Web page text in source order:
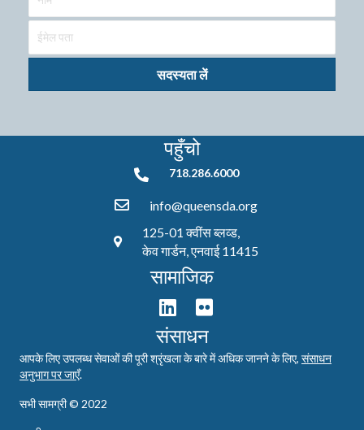
सदस्यता लें
पहुँचो
718.286.6000718.286.6000
info@queensda.org
125-01 क्वींस ब्लव्ड,
केव गार्डन, एनवाई 11415
सामाजिक
संसाधन
आपके लिए उपलब्ध सेवाओं की पूरी श्रृंखला के बारे में अधिक जानने के लिए, संसाधन
अनुभाग पर जाएँ.
सभी सामग्री © 2022